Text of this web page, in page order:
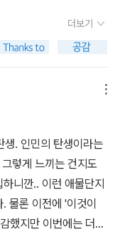
학 특강>(모티브북, 20
등의 저자이면서
유주의 정치철학자인
직하지 않은 것도 나
숏의 철학과 정치사
15. 01. 24.
마찬가지로 송 교수는
. 공론장의 구조변동
는 공론장의 분석을
통시적 분석틀로 삼는
동’으로 붙여진 이유
동의 역사”라고까지
후 조선은 한 시대가
환기였다. 이 전환기
다. 1860년대 전국 각
시대가 도래했고, 저
文解人民)은 주체의
게 된 장면 때문이었
‘밀본’이 세종에게
어쩌겠냐는 것이었다.
리학을 더욱 널리 알리
후기 새로운 ‘반체
을 했다. 이러한 의도
후기 근대적 인민이 탄
적 관점에서 살펴본
근대의 맹아’를 찾기
의 다양한 연구성과
작한 일군의 경제학
더보기
. 인민의 탄생이라는
렇게 느끼는 건지도
니깐.. 이런 애물단지
물론 이전에 '이것이
했지만 이번에는 더